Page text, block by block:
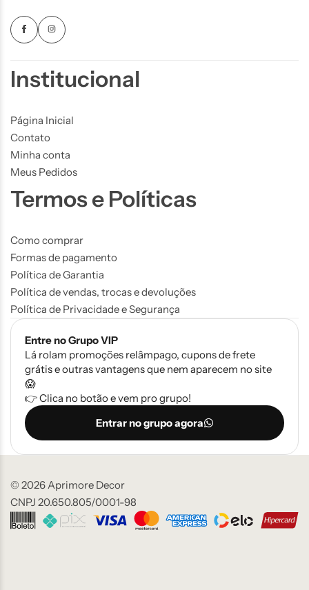
Institucional
Página Inicial
Contato
Minha conta
Meus Pedidos
Termos e Políticas
Como comprar
Formas de pagamento
Política de Garantia
Política de vendas, trocas e devoluções
Política de Privacidade e Segurança
Entre no Grupo VIP
Lá rolam promoções relâmpago, cupons de frete
grátis e outras vantagens que nem aparecem no site
😱
👉 Clica no botão e vem pro grupo!
Entrar no grupo agora
© 2026 Aprimore Decor
CNPJ 20.650.805/0001-98